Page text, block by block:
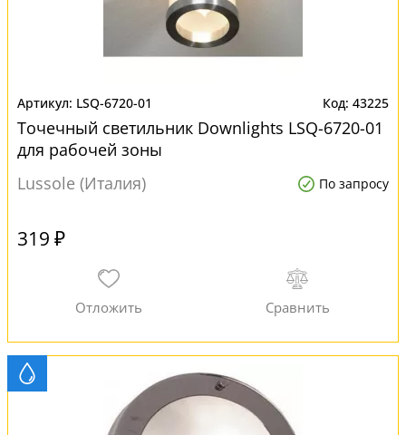
LSQ-6720-01 43225
Точечный светильник Downlights LSQ-6720-01
для рабочей зоны
Lussole (Италия)
По запросу
319 ₽